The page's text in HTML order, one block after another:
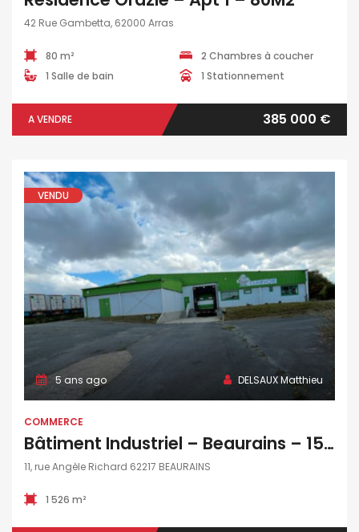
42 Rue Gambetta, 62000 Arras
80 m²
2 Chambres à coucher
1 Salle de bain
1 Stationnement
A VENDRE 385 000 €
VENDU
5 ans ago DELSAUX Matthieu
COMMERCE
Bâtiment Industriel – Beaurains – 1526 M2
11, rue Angèle Richard 62217 BEAURAINS
1 526 m²